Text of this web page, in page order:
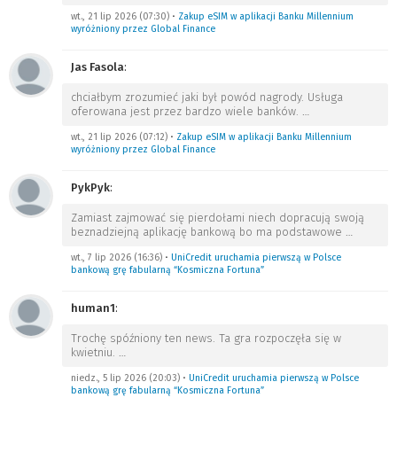
wt., 21 lip 2026 (07:30) • Zakup eSIM w aplikacji Banku Millennium
wyróżniony przez Global Finance
Jas Fasola:
chciałbym zrozumieć jaki był powód nagrody. Usługa
oferowana jest przez bardzo wiele banków.
wt., 21 lip 2026 (07:12) • Zakup eSIM w aplikacji Banku Millennium
wyróżniony przez Global Finance
PykPyk:
Zamiast zajmować się pierdołami niech dopracują swoją
beznadziejną aplikację bankową bo ma podstawowe
wt., 7 lip 2026 (16:36) • UniCredit uruchamia pierwszą w Polsce
bankową grę fabularną “Kosmiczna Fortuna”
human1:
Trochę spóźniony ten news. Ta gra rozpoczęła się w
kwietniu.
niedz., 5 lip 2026 (20:03) • UniCredit uruchamia pierwszą w Polsce
bankową grę fabularną “Kosmiczna Fortuna”